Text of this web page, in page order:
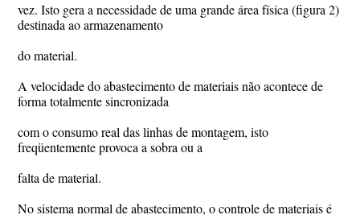
vez. Isto gera a necessidade de uma grande área física (figura 2)
destinada ao armazenamento
do material.
A velocidade do abastecimento de materiais não acontece de
forma totalmente sincronizada
com o consumo real das linhas de montagem, isto
freqüentemente provoca a sobra ou a
falta de material.
No sistema normal de abastecimento, o controle de materiais é